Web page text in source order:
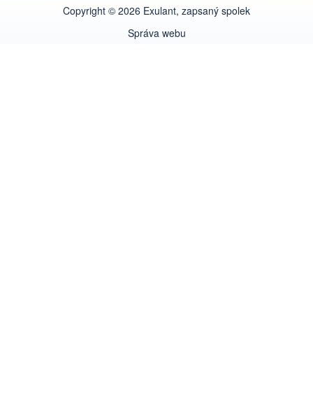
Copyright © 2026 Exulant, zapsaný spolek
Správa webu